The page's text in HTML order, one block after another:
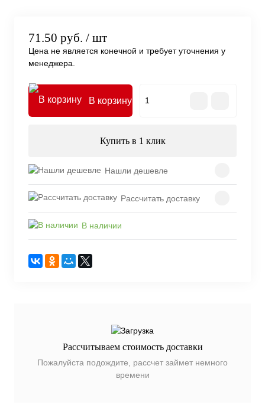
71.50 руб. / шт
Цена не является конечной и требует уточнения у
менеджера.
В корзину
Купить в 1 клик
Нашли дешевле
Рассчитать доставку
В наличии
Рассчитываем стоимость доставки
Пожалуйста подождите, рассчет займет немного
времени